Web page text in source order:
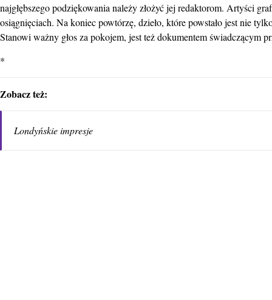
najgłębszego podziękowania należy złożyć jej redaktorom. Artyści
osiągnięciach. Na koniec powtórzę, dzieło, które powstało jest nie
Stanowi ważny głos za pokojem, jest też dokumentem świadczącym
*
Zobacz też:
Londyńskie impresje